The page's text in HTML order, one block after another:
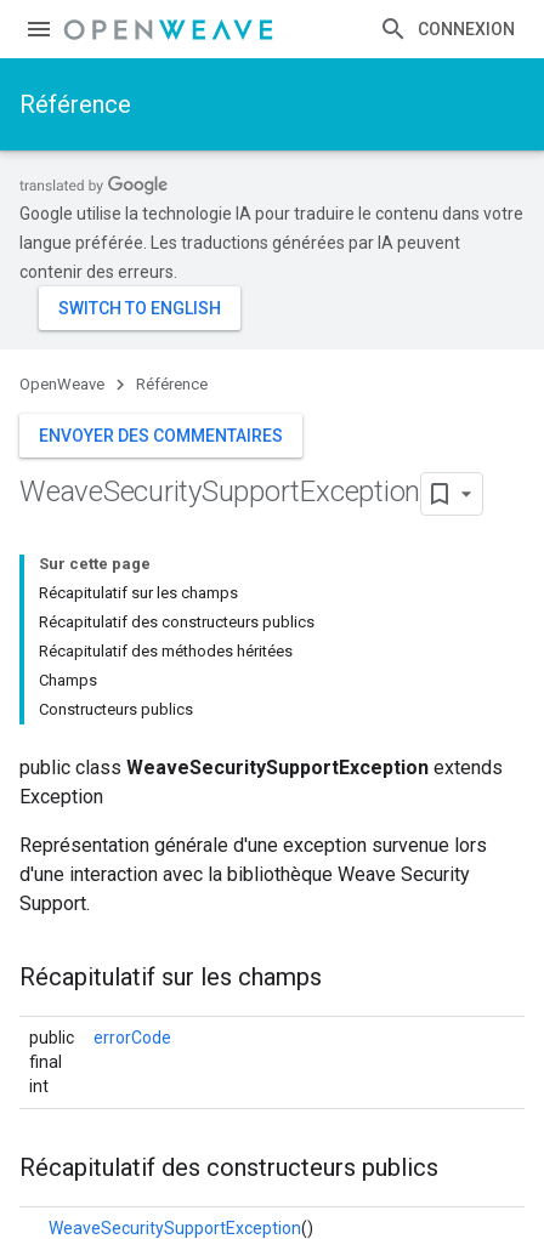
CONNEXION
Référence
Google utilise la technologie IA pour traduire le contenu dans votre
langue préférée. Les traductions générées par IA peuvent
contenir des erreurs.
OpenWeave Référence
ENVOYER DES COMMENTAIRES
WeaveSecuritySupportException
Sur cette page
Récapitulatif sur les champs
Récapitulatif des constructeurs publics
Récapitulatif des méthodes héritées
Champs
Constructeurs publics
public class WeaveSecuritySupportException extends
Exception
Représentation générale d'une exception survenue lors
d'une interaction avec la bibliothèque Weave Security
Support.
Récapitulatif sur les champs
public
final
int
errorCode
Récapitulatif des constructeurs publics
WeaveSecuritySupportException()